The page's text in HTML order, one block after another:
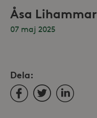
Åsa Lihammar
07 maj 2025
Dela:
FacebookTwitterLinkedIn